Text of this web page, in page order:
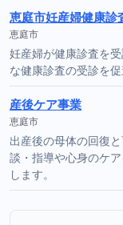
恵庭市妊産婦健康診
恵庭市
妊産婦が健康診査を
な健康診査の受診を
産後ケア事業
恵庭市
出産後の母体の回復
談・指導や心身のケ
します。